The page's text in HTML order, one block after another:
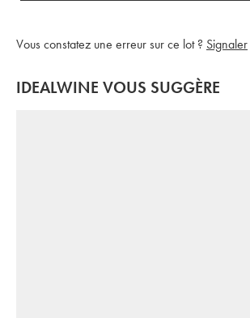
Vous constatez une erreur sur ce lot ? Signaler
IDEALWINE VOUS SUGGÈRE